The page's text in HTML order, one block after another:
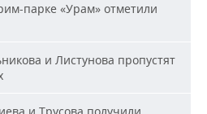
парке «Урам» отметили
и Листунова пропустят